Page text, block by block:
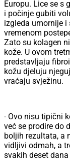
Europu. Lice se s
i počinje gubiti
izgleda umornije i
vremenom
Zato su kolagen
kože. U ovom
predstavljaju
kožu djeluju
vraćaju svježinu.
- Ovo nisu tipični
već se prodire do
boljih rezultata, a
vidljivi odmah, a
svakih deset